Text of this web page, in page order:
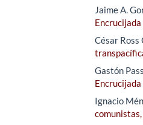
Jaime A.
César
Gastón
Ignacio